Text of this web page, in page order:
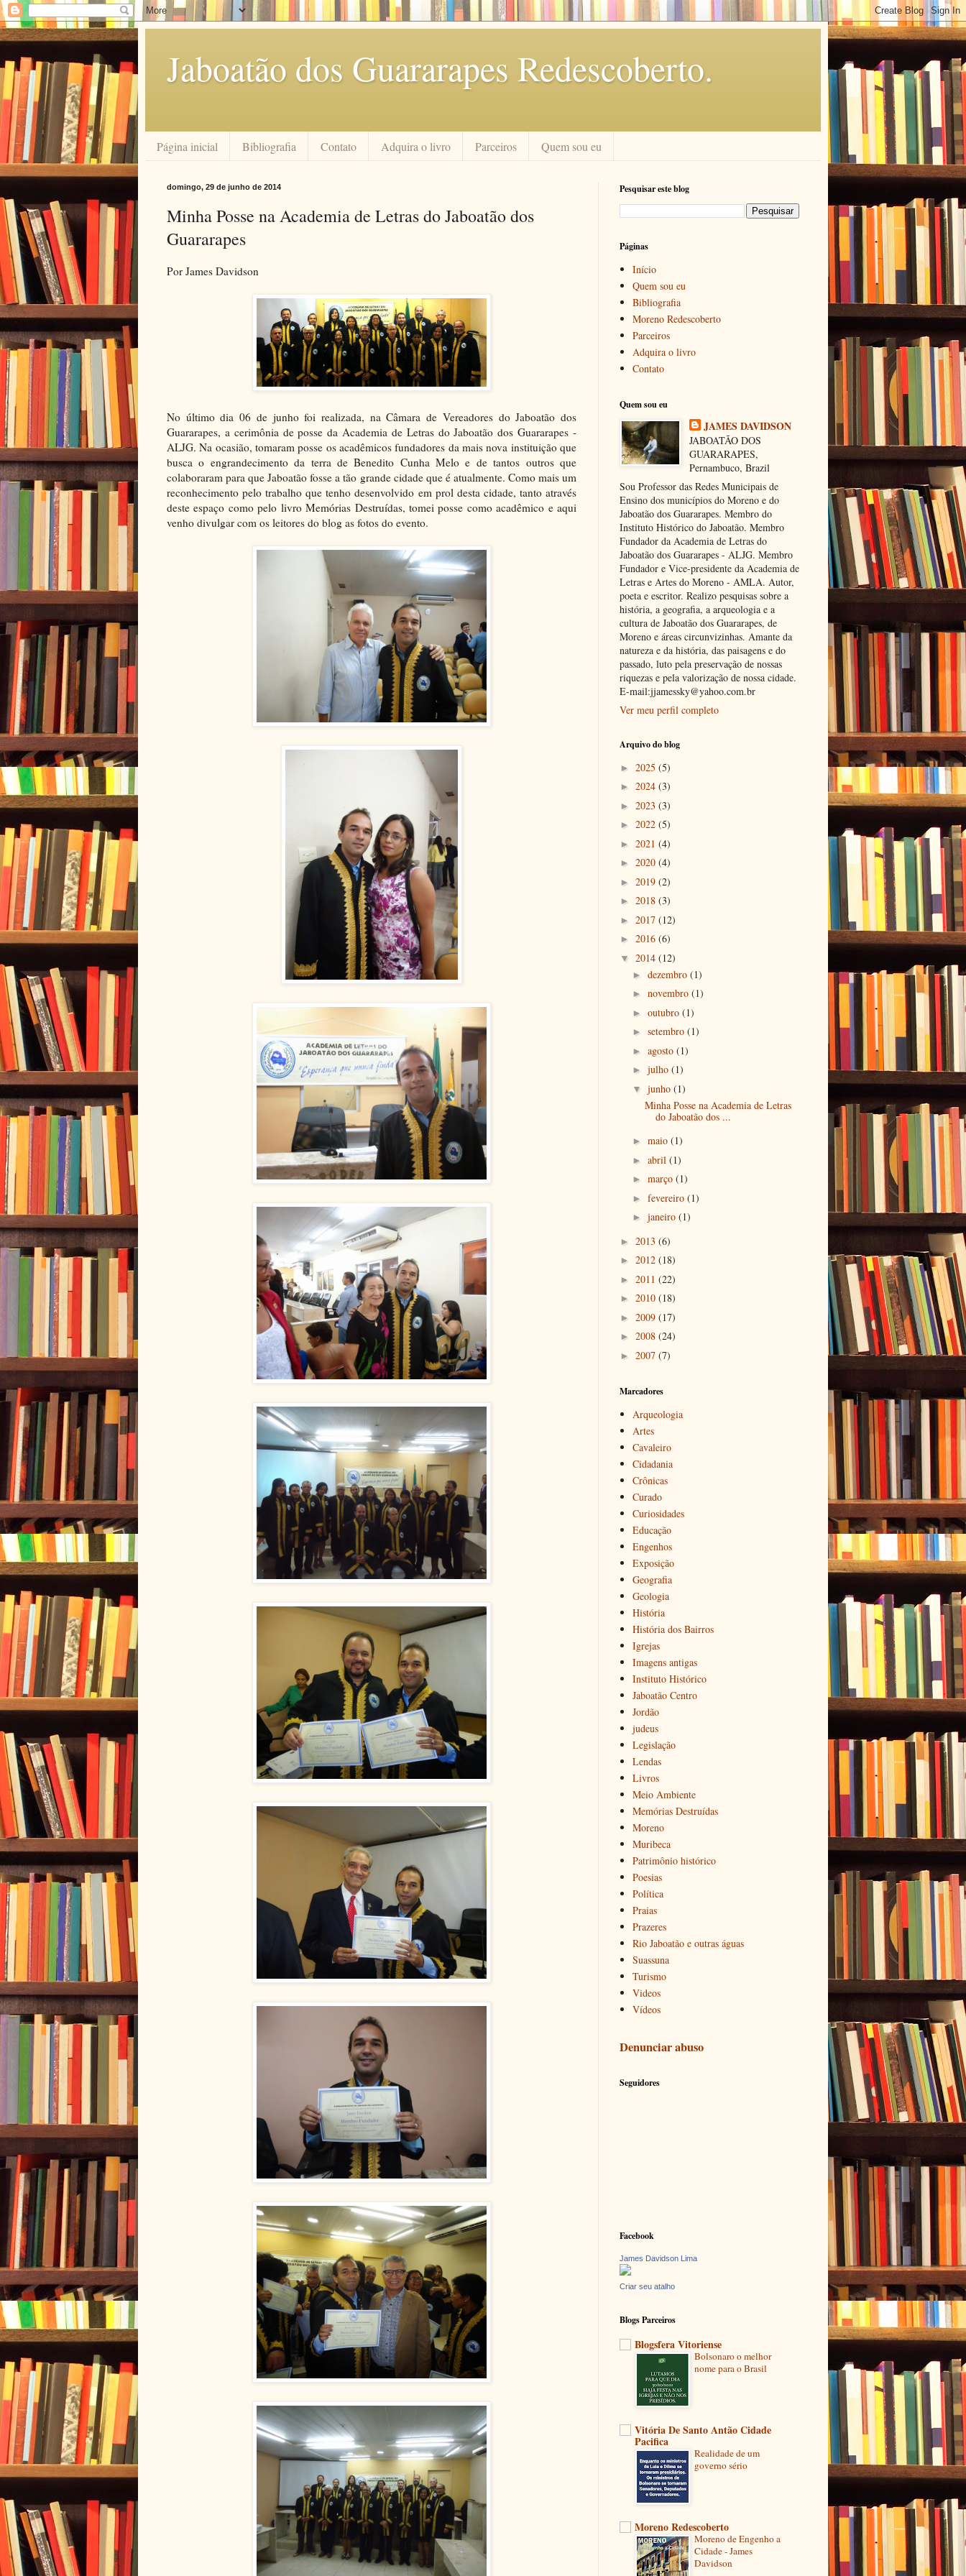
Jaboatão dos Guararapes Redescoberto.
Página inicial Bibliografia Contato Adquira o livro Parceiros Quem sou eu
domingo, 29 de junho de 2014
Minha Posse na Academia de Letras do Jaboatão dos
Guararapes
Por James Davidson
No último dia 06 de junho foi realizada, na Câmara de Vereadores do Jaboatão dos
Guararapes, a cerimônia de posse da Academia de Letras do Jaboatão dos Guararapes -
ALJG. Na ocasião, tomaram posse os acadêmicos fundadores da mais nova instituição que
busca o engrandecimento da terra de Benedito Cunha Melo e de tantos outros que
colaboraram para que Jaboatão fosse a tão grande cidade que é atualmente. Como mais um
reconhecimento pelo trabalho que tenho desenvolvido em prol desta cidade, tanto através
deste espaço como pelo livro Memórias Destruídas, tomei posse como acadêmico e aqui
venho divulgar com os leitores do blog as fotos do evento.
Pesquisar este blog
Páginas
Início
Quem sou eu
Bibliografia
Moreno Redescoberto
Parceiros
Adquira o livro
Contato
Quem sou eu
JAMES DAVIDSON
JABOATÃO DOS
GUARARAPES,
Pernambuco, Brazil
Sou Professor das Redes Municipais de
Ensino dos municípios do Moreno e do
Jaboatão dos Guararapes. Membro do
Instituto Histórico do Jaboatão. Membro
Fundador da Academia de Letras do
Jaboatão dos Guararapes - ALJG. Membro
Fundador e Vice-presidente da Academia de
Letras e Artes do Moreno - AMLA. Autor,
poeta e escritor. Realizo pesquisas sobre a
história, a geografia, a arqueologia e a
cultura de Jaboatão dos Guararapes, de
Moreno e áreas circunvizinhas. Amante da
natureza e da história, das paisagens e do
passado, luto pela preservação de nossas
riquezas e pela valorização de nossa cidade.
E-mail:jjamessky@yahoo.com.br
Ver meu perfil completo
Arquivo do blog
► 2025 (5)
► 2024 (3)
► 2023 (3)
► 2022 (5)
► 2021 (4)
► 2020 (4)
► 2019 (2)
► 2018 (3)
► 2017 (12)
► 2016 (6)
▼ 2014 (12)
► dezembro (1)
► novembro (1)
► outubro (1)
► setembro (1)
► agosto (1)
► julho (1)
▼ junho (1)
Minha Posse na Academia de Letras
do Jaboatão dos ...
► maio (1)
► abril (1)
► março (1)
► fevereiro (1)
► janeiro (1)
► 2013 (6)
► 2012 (18)
► 2011 (22)
► 2010 (18)
► 2009 (17)
► 2008 (24)
► 2007 (7)
Marcadores
Arqueologia
Artes
Cavaleiro
Cidadania
Crônicas
Curado
Curiosidades
Educação
Engenhos
Exposição
Geografia
Geologia
História
História dos Bairros
Igrejas
Imagens antigas
Instituto Histórico
Jaboatão Centro
Jordão
judeus
Legislação
Lendas
Livros
Meio Ambiente
Memórias Destruídas
Moreno
Muribeca
Patrimônio histórico
Poesias
Política
Praias
Prazeres
Rio Jaboatão e outras águas
Suassuna
Turismo
Videos
Vídeos
Denunciar abuso
Seguidores
Facebook
James Davidson Lima
Criar seu atalho
Blogs Parceiros
Blogsfera Vitoriense
Bolsonaro o melhor
nome para o Brasil
Vitória De Santo Antão Cidade
Pacifica
Realidade de um
governo sério
Moreno Redescoberto
Moreno de Engenho a
Cidade - James
Davidson